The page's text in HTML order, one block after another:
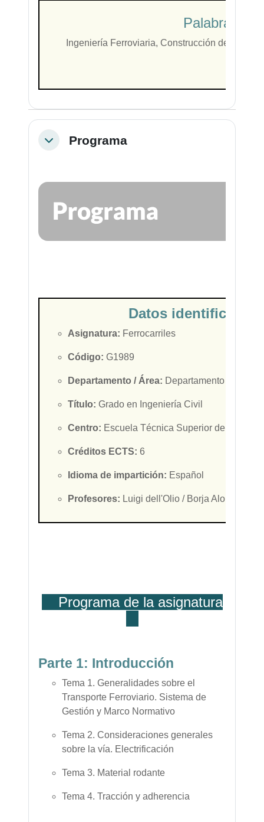
Palabras
Ingeniería Ferroviaria, Construcción de vía,
ColapsarPrograma
Datos
Asignatura: Ferrocarriles
Código: G1989
Departamento / Área: Departamento de
Título: Grado en Ingeniería Civil
Centro: Escuela Técnica Superior de
Créditos ECTS: 6
Idioma de impartición: Español
Profesores: Luigi dell'Olio / Borja Alonso
Programa de la asignatura
Parte 1: Introducción
Tema 1. Generalidades sobre el
Transporte Ferroviario. Sistema de
Gestión y Marco Normativo
Tema 2. Consideraciones generales
sobre la vía. Electrificación
Tema 3. Material rodante
Tema 4. Tracción y adherencia